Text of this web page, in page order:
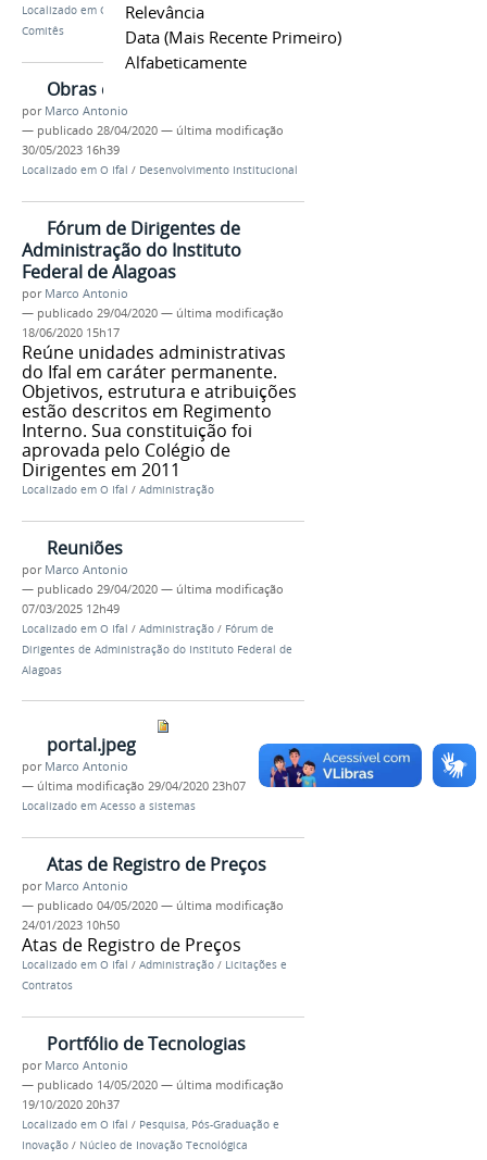
Relevância
Data (mais Recente Primeiro)
Alfabeticamente
Localizado em O Ifal /Tecnologia da Informação
Comitês
Obras em andamento
por Marco Antonio
— publicado 28/04/2020 — última modificação
30/05/2023 16h39
Localizado em O Ifal / Desenvolvimento Institucional
Fórum de Dirigentes de
Administração do Instituto
Federal de Alagoas
por Marco Antonio
— publicado 29/04/2020 — última modificação
18/06/2020 15h17
Reúne unidades administrativas
do Ifal em caráter permanente.
Objetivos, estrutura e atribuições
estão descritos em Regimento
Interno. Sua constituição foi
aprovada pelo Colégio de
Dirigentes em 2011
Localizado em O Ifal / Administração
Reuniões
por Marco Antonio
— publicado 29/04/2020 — última modificação
07/03/2025 12h49
Localizado em O Ifal / Administração / Fórum de
Dirigentes de Administração do Instituto Federal de
Alagoas
portal.jpeg
por Marco Antonio
— última modificação 29/04/2020 23h07
Localizado em Acesso a sistemas
Atas de Registro de Preços
por Marco Antonio
— publicado 04/05/2020 — última modificação
24/01/2023 10h50
Atas de Registro de Preços
Localizado em O Ifal / Administração / Licitações e
Contratos
Portfólio de Tecnologias
por Marco Antonio
— publicado 14/05/2020 — última modificação
19/10/2020 20h37
Localizado em O Ifal / Pesquisa, Pós-Graduação e
Inovação / Núcleo de Inovação Tecnológica